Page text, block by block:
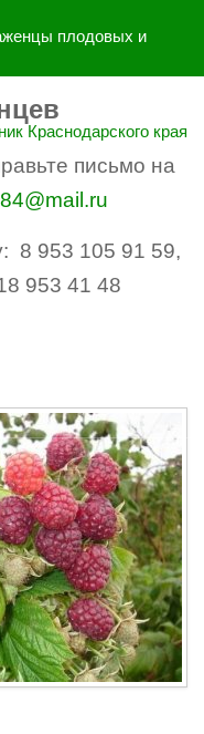
письмо на
8 953 105 91 59,
953 41 48